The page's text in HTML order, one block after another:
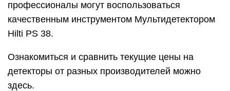
профессионалы могут воспользоваться
качественным инструментом Мультидетектором
Hilti PS 38.
Ознакомиться и сравнить текущие цены на
детекторы от разных производителей можно
здесь.